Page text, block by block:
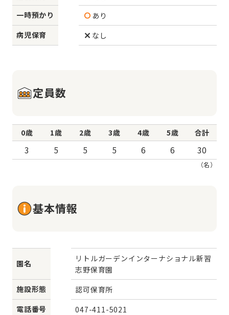
一時預かり
あり
病児保育
なし
定員数
0歳 1歳 2歳 3歳 4歳 5歳 合計
3 5 5 5 6 6 30
（名）
基本情報
園名
リトルガーデンインターナショナル新習
志野保育園
施設形態
認可保育所
電話番号
047-411-5021